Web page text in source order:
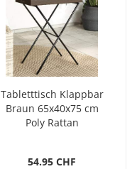
Tabletttisch Klappbar
Braun 65x40x75 cm
Poly Rattan
54.95 CHF